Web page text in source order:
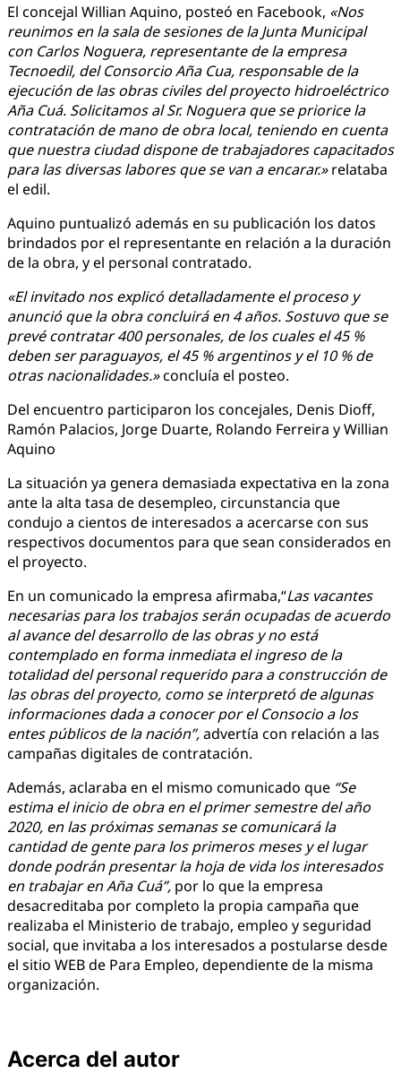
El concejal Willian Aquino, posteó en Facebook, «Nos
reunimos en la sala de sesiones de la Junta Municipal
con Carlos Noguera, representante de la empresa
Tecnoedil, del Consorcio Aña Cua, responsable de la
ejecución de las obras civiles del proyecto hidroeléctrico
Aña Cuá. Solicitamos al Sr. Noguera que se priorice la
contratación de mano de obra local, teniendo en cuenta
que nuestra ciudad dispone de trabajadores capacitados
para las diversas labores que se van a encarar.»relataba
el edil.
Aquino puntualizó además en su publicación los datos
brindados por el representante en relación a la duración
de la obra, y el personal contratado.
«El invitado nos explicó detalladamente el proceso y
anunció que la obra concluirá en 4 años. Sostuvo que se
prevé contratar 400 personales, de los cuales el 45 %
deben ser paraguayos, el 45 % argentinos y el 10 % de
otras nacionalidades.»concluía el posteo.
Del encuentro participaron los concejales, Denis Dioff,
Ramón Palacios, Jorge Duarte, Rolando Ferreira y Willian
Aquino
La situación ya genera demasiada expectativa en la zona
ante la alta tasa de desempleo, circunstancia que
condujo a cientos de interesados a acercarse con sus
respectivos documentos para que sean considerados en
el proyecto.
En un comunicado la empresa afirmaba,“Las vacantes
necesarias para los trabajos serán ocupadas de acuerdo
al avance del desarrollo de las obras y no está
contemplado en forma inmediata el ingreso de la
totalidad del personal requerido para a construcción de
las obras del proyecto, como se interpretó de algunas
informaciones dada a conocer por el Consocio a los
entes públicos de la nación”,advertía con relación a las
campañas digitales de contratación.
Además, aclaraba en el mismo comunicado que “Se
estima el inicio de obra en el primer semestre del año
2020, en las próximas semanas se comunicará la
cantidad de gente para los primeros meses y el lugar
donde podrán presentar la hoja de vida los interesados
en trabajar en Aña Cuá”, por lo que la empresa
desacreditaba por completo la propia campaña que
realizaba el Ministerio de trabajo, empleo y seguridad
social, que invitaba a los interesados a postularse desde
el sitio WEB de Para Empleo, dependiente de la misma
organización.
Acerca del autor